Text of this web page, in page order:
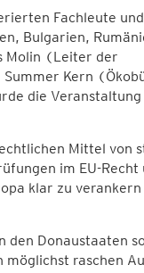
Fachleute und
Bulgarien,
Molin (Leiter der
Kern
die
Mittel von
im EU-Recht
klar zu
Donaustaaten
raschen